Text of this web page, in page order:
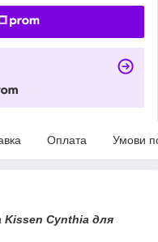
Оплата Умови
Kissen Cynthia для